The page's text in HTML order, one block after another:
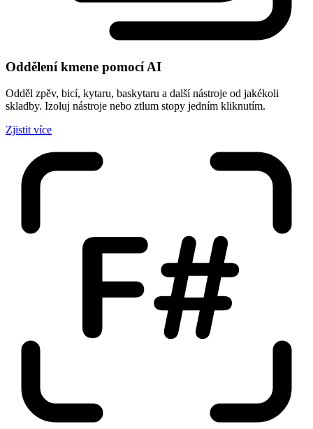
Oddělení kmene pomocí AI
Odděl zpěv, bicí, kytaru, baskytaru a další nástroje od jakékoli
skladby. Izoluj nástroje nebo ztlum stopy jedním kliknutím.
Zjistit více